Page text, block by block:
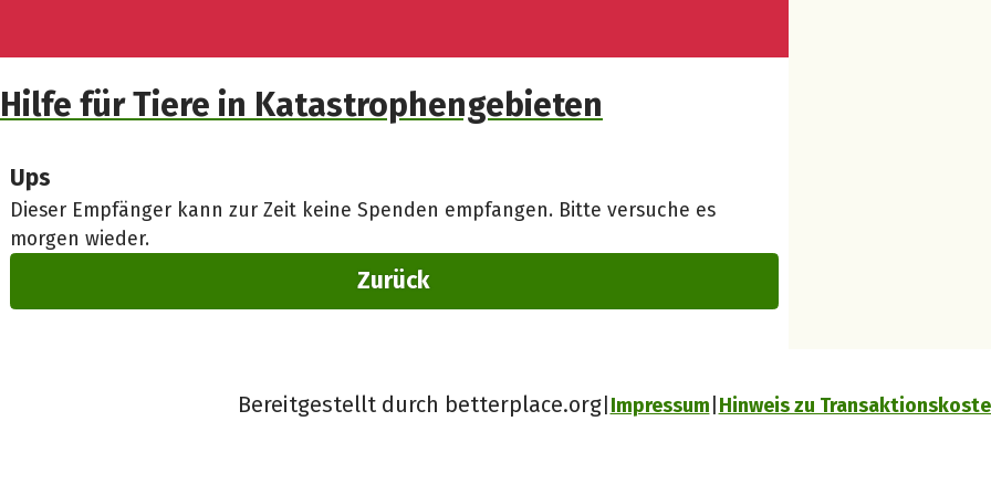
Hilfe für Tiere in Katastrophengebieten
Ups
Dieser Empfänger kann zur Zeit keine Spenden empfangen. Bitte versuche es
morgen wieder.
Zurück
Bereitgestellt durch betterplace.org Impressum Hinweis zu